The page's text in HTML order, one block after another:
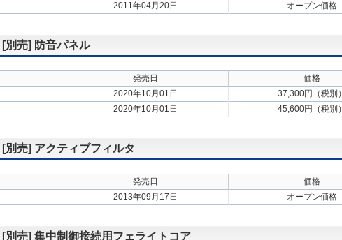
2011年04月20日 オープン価格
別売] 防音パネル
発売日
価格
2020年10月01日
37,300円（税別）
2020年10月01日 45,600円（税別）
別売] アクティブフィルタ
発売日
価格
2013年09月17日 オープン価格
別売] 集中制御接続用フェライトコア